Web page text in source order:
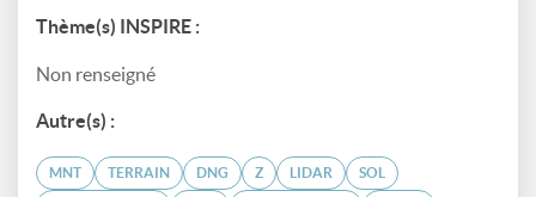
Thème(s) INSPIRE :
Non renseigné
Autre(s) :
MNT TERRAIN DNG Z LIDAR SOL